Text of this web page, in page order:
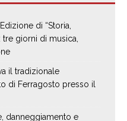
di “Storia,
tre giorni di musica,
il tradizionale
di Ferragosto presso il
danneggiamento e